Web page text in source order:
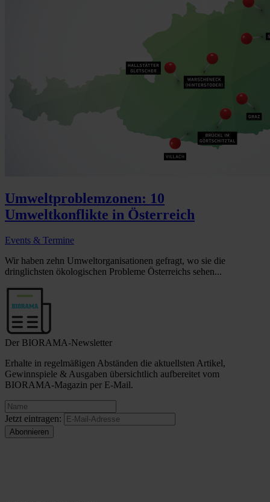
Umweltproblemzonen: 10
Umweltkonflikte in Österreich
Events & Termine
Wir haben zehn Umweltorganisationen gefragt, wo sie die
dringlichsten ökologischen Probleme Österreichs sehen...
Der BIORAMA-Newsletter
Erhalte in regelmäßigen Abständen die aktuellsten Artikel,
Gewinnspiele & Ausgaben übersichtlich aufbereitet vom
BIORAMA-Magazin per E-Mail.
Jetzt eintragen: